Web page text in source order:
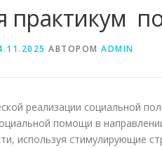
практикум
АВТОРОМ ADMIN
реализации социальной
помощи в
используя стимулирующие